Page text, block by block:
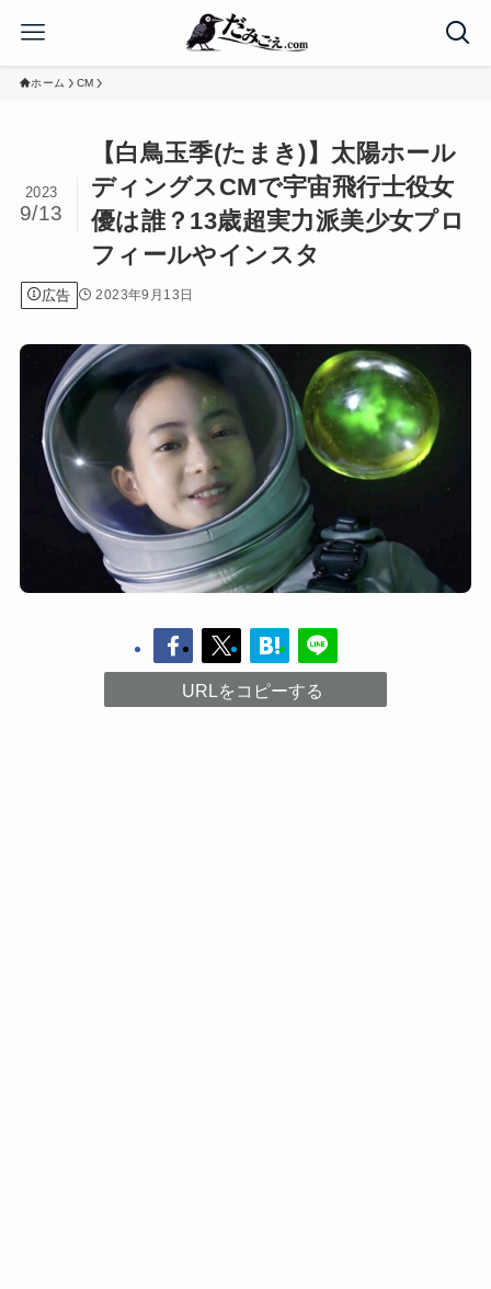
ホーム CM
【白鳥玉季(たまき)】太陽ホール
ディングスCMで宇宙飛行士役女
優は誰？13歳超実力派美少女プロ
フィールやインスタ
2023
9/13
広告 2023年9月13日
URLをコピーする